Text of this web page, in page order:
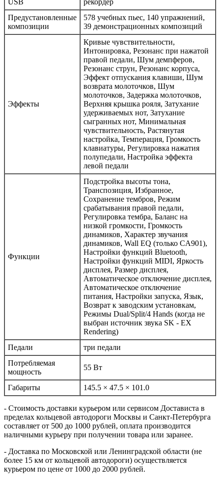
USB
рекордер
Предустановленные
композиции
578 учебных пьес, 140 упражнений,
39 демонстрационных композиций
Эффекты
Кривые чувствительности,
Интонировка, Резонанс при нажатой
правой педали, Шум демпферов,
Резонанс струн, Резонанс корпуса,
Эффект отпускания клавиши, Шум
возврата молоточков, Шум
молоточков, Задержка молоточков,
Верхняя крышка рояля, Затухание
удерживаемых нот, Затухание
сыгранных нот, Минимальная
чувствительность, Растянутая
настройка, Темперация, Громкость
клавиатуры, Регулировка нажатия
полупедали, Настройка эффекта
левой педали
Функции
Подстройка высоты тона,
Транспозиция, Избранное,
Сохранение тембров, Режим
срабатывания правой педали,
Регулировка тембра, Баланс на
низкой громкости, Громкость
динамиков, Характер звучания
динамиков, Wall EQ (только CA901),
Настройки функций Bluetooth,
Настройки функций MIDI, Яркость
дисплея, Размер дисплея,
Автоматическое отключение дисплея,
Автоматическое отключение
питания, Настройки запуска, Язык,
Возврат к заводским установкам,
Режимы Dual/Split/4 Hands (когда не
выбран источник звука SK - EX
Rendering)
Педали
три педали
Потребляемая
мощность
55 Вт
Габариты 145.5 × 47.5 × 101.0
- Стоимость доставки курьером или сервисом Достависта в
пределах кольцевой автодороги Москвы и Санкт-Петербурга
составляет от 500 до 1000 рублей, оплата производится
наличными курьеру при получении товара или заранее.
- Доставка по Московской или Ленинградской области (не
более 15 км от кольцевой автодороги) осуществляется
курьером по цене от 1000 до 2000 рублей.